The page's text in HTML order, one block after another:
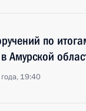
по
Амурской
19:40